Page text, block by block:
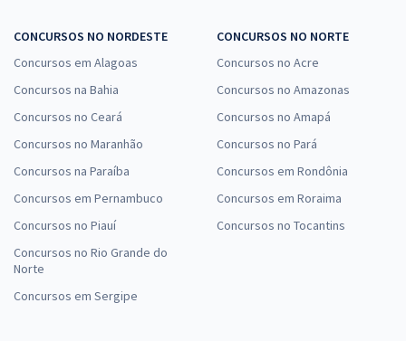
CONCURSOS NO NORDESTE
Concursos em Alagoas
Concursos na Bahia
Concursos no Ceará
Concursos no Maranhão
Concursos na Paraíba
Concursos em Pernambuco
Concursos no Piauí
Concursos no Rio Grande do
Norte
Concursos em Sergipe
CONCURSOS NO NORTE
Concursos no Acre
Concursos no Amazonas
Concursos no Amapá
Concursos no Pará
Concursos em Rondônia
Concursos em Roraima
Concursos no Tocantins